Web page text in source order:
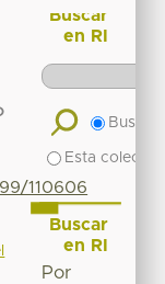
110606
Buscar
en RI
Buscar
Esta
Buscar
en RI
Por